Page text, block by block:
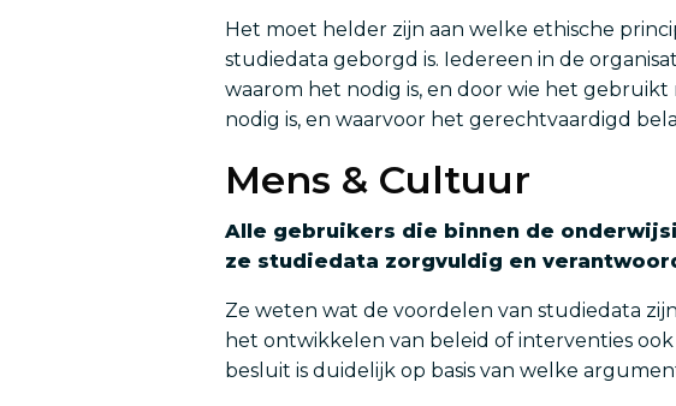
Het moet helder zijn aan welke ethische
studiedata geborgd is. Iedereen in de
waarom het nodig is, en door wie het
nodig is, en waarvoor het gerechtvaardigd
Mens & Cultuur
Alle gebruikers die binnen de
ze studiedata zorgvuldig en
Ze weten wat de voordelen van studiedata
het ontwikkelen van beleid of interventies
besluit is duidelijk op basis van welke